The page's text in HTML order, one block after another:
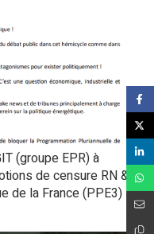
(groupe EPR) à
de censure RN &
de la France (PPE3)